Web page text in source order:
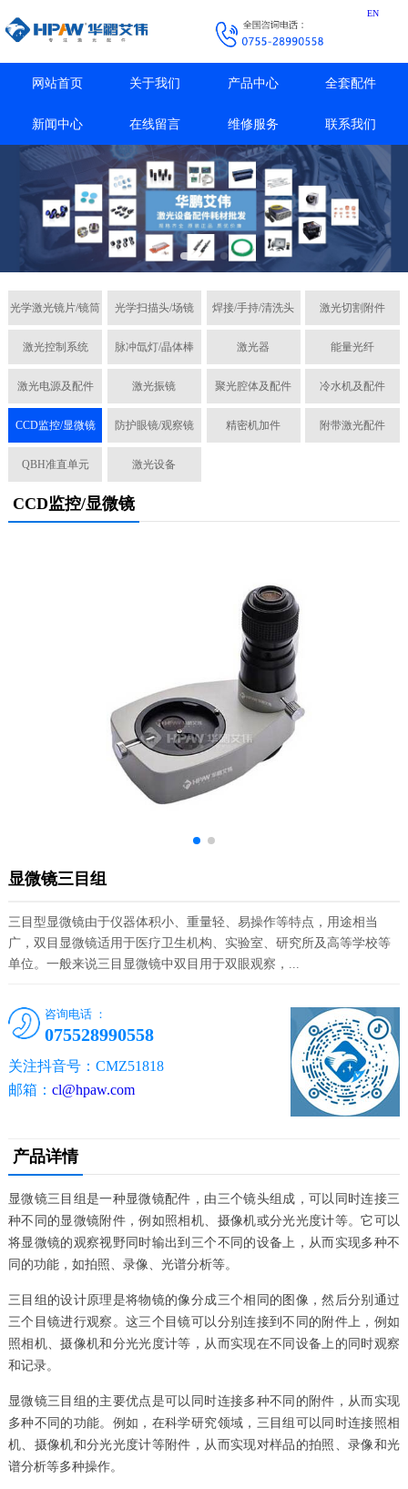
EN
网站首页 关于我们 产品中心 全套配件
新闻中心 在线留言 维修服务 联系我们
光学激光镜片/镜筒 光学扫描头/场镜 焊接/手持/清洗头 激光切割附件
激光控制系统 脉冲氙灯/晶体棒 激光器 能量光纤
激光电源及配件 激光振镜 聚光腔体及配件 冷水机及配件
CCD监控/显微镜 防护眼镜/观察镜 精密机加件 附带激光配件
QBH准直单元 激光设备
CCD监控/显微镜
显微镜三目组
三目型显微镜由于仪器体积小、重量轻、易操作等特点，用途相当
广，双目显微镜适用于医疗卫生机构、实验室、研究所及高等学校等
单位。一般来说三目显微镜中双目用于双眼观察，...
咨询电话 ：
075528990558
关注抖音号：CMZ51818
邮箱： cl@hpaw.com
产品详情
显微镜三目组是一种显微镜配件，由三个镜头组成，可以同时连接三
种不同的显微镜附件，例如照相机、摄像机或分光光度计等。它可以
将显微镜的观察视野同时输出到三个不同的设备上，从而实现多种不
同的功能，如拍照、录像、光谱分析等。
三目组的设计原理是将物镜的像分成三个相同的图像，然后分别通过
三个目镜进行观察。这三个目镜可以分别连接到不同的附件上，例如
照相机、摄像机和分光光度计等，从而实现在不同设备上的同时观察
和记录。
显微镜三目组的主要优点是可以同时连接多种不同的附件，从而实现
多种不同的功能。例如，在科学研究领域，三目组可以同时连接照相
机、摄像机和分光光度计等附件，从而实现对样品的拍照、录像和光
谱分析等多种操作。